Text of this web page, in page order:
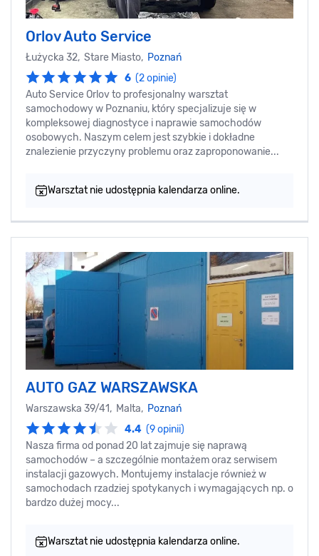
Orlov Auto Service
Łużycka 32, Stare Miasto, Poznań
6 (2 opinie)
Auto Service Orlov to profesjonalny warsztat
samochodowy w Poznaniu, który specjalizuje się w
kompleksowej diagnostyce i naprawie samochodów
osobowych. Naszym celem jest szybkie i dokładne
znalezienie przyczyny problemu oraz zaproponowanie...
Warsztat nie udostępnia kalendarza online.
AUTO GAZ WARSZAWSKA
Warszawska 39/41, Malta, Poznań
4.4 (9 opinii)
Nasza firma od ponad 20 lat zajmuje się naprawą
samochodów – a szczególnie montażem oraz serwisem
instalacji gazowych. Montujemy instalacje również w
samochodach rzadziej spotykanych i wymagających np. o
bardzo dużej mocy...
Warsztat nie udostępnia kalendarza online.